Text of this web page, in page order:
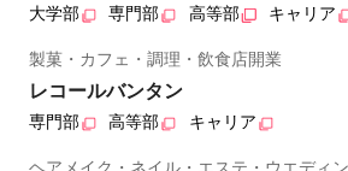
大学部 専門部 高等部 キャリア
製菓・カフェ・調理・飲食店開業
レコールバンタン
専門部 高等部 キャリア